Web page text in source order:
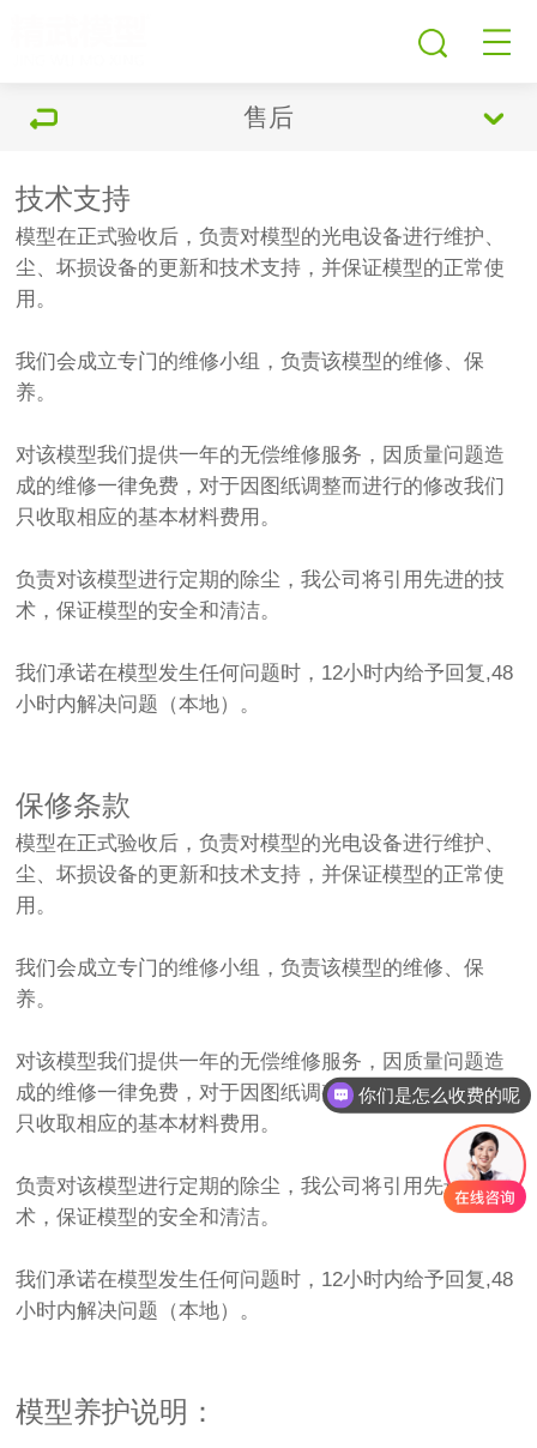
售后
技术支持
模型在正式验收后，负责对模型的光电设备进行维护、
尘、坏损设备的更新和技术支持，并保证模型的正常使
用。
我们会成立专门的维修小组，负责该模型的维修、保
养。
对该模型我们提供一年的无偿维修服务，因质量问题造
成的维修一律免费，对于因图纸调整而进行的修改我们
只收取相应的基本材料费用。
负责对该模型进行定期的除尘，我公司将引用先进的技
术，保证模型的安全和清洁。
我们承诺在模型发生任何问题时，12小时内给予回复,48
小时内解决问题（本地）。
保修条款
模型在正式验收后，负责对模型的光电设备进行维护、
尘、坏损设备的更新和技术支持，并保证模型的正常使
用。
我们会成立专门的维修小组，负责该模型的维修、保
养。
对该模型我们提供一年的无偿维修服务，因质量问题造
成的维修一律免费，对于因图纸调整而进行的修改我们
只收取相应的基本材料费用。
负责对该模型进行定期的除尘，我公司将引用先进的技
术，保证模型的安全和清洁。
我们承诺在模型发生任何问题时，12小时内给予回复,48
小时内解决问题（本地）。
模型养护说明：
你们是怎么收费的呢